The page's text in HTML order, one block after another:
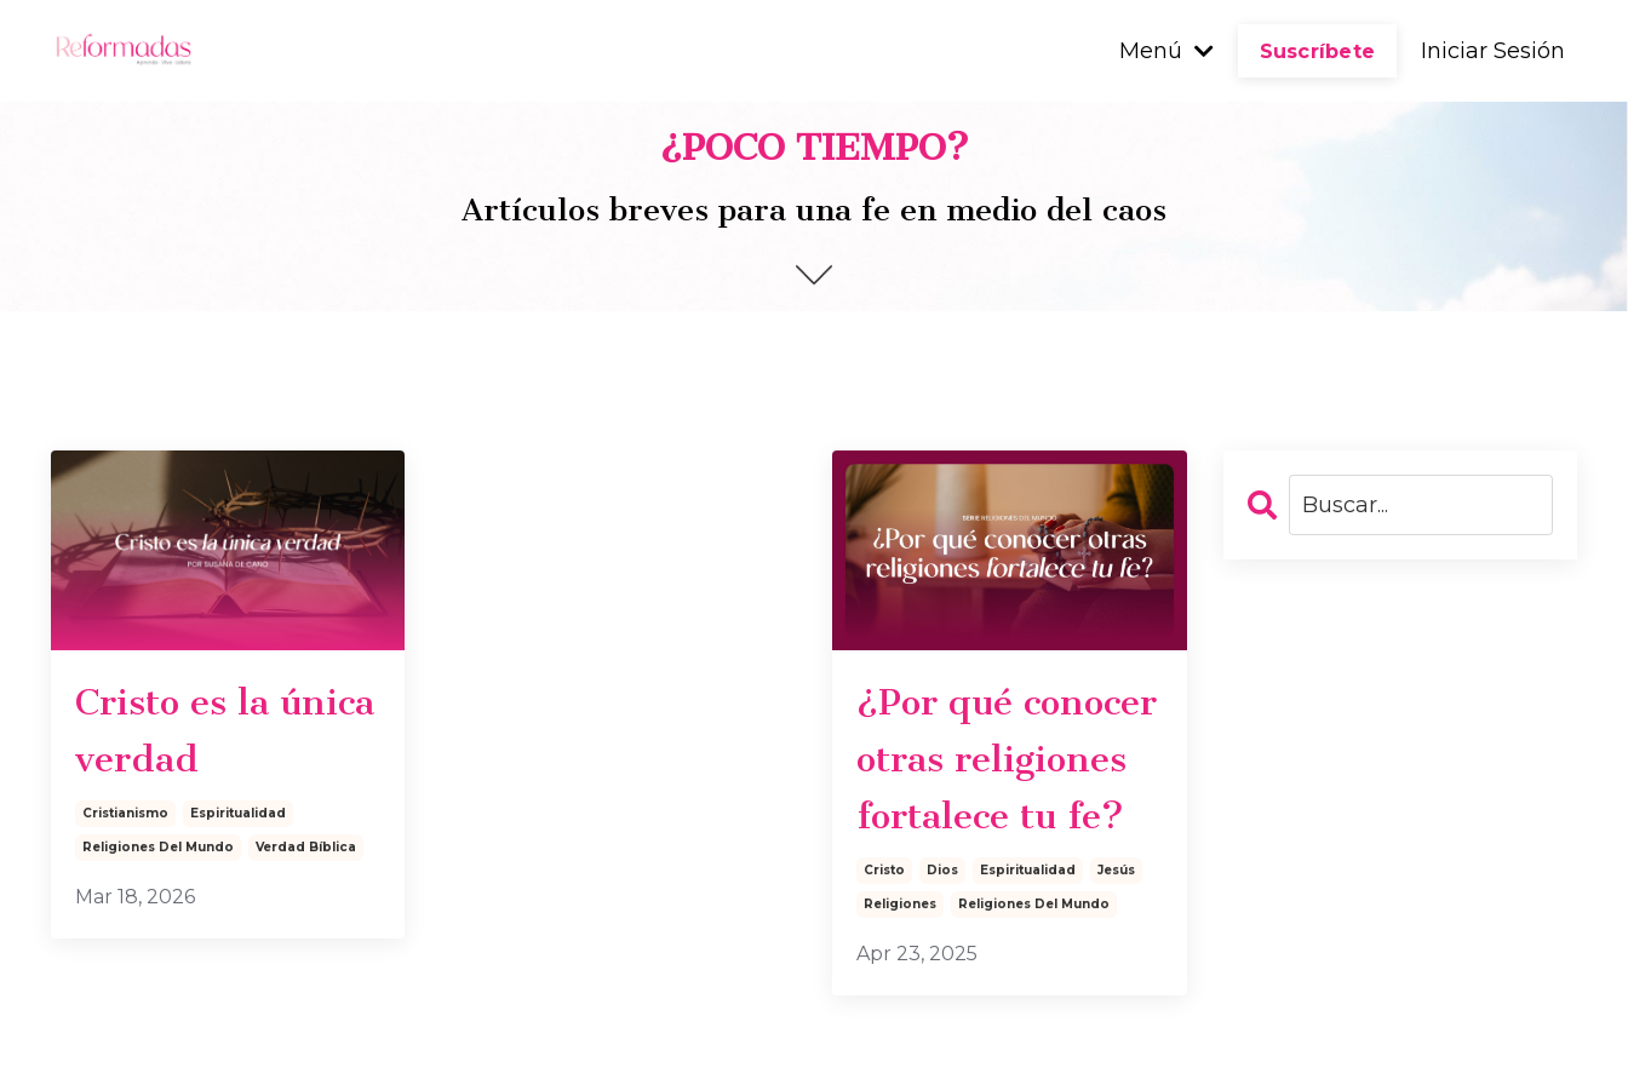
Menú Suscríbete Iniciar Sesión
¿POCO TIEMPO?
Artículos breves para una fe en medio del caos
Cristo es la única
verdad
Cristianismo Espiritualidad
Religiones Del Mundo Verdad Bíblica
Mar 18, 2026
¿Por qué conocer
otras religiones
fortalece tu fe?
Cristo Dios Espiritualidad Jesús
Religiones Religiones Del Mundo
Apr 23, 2025